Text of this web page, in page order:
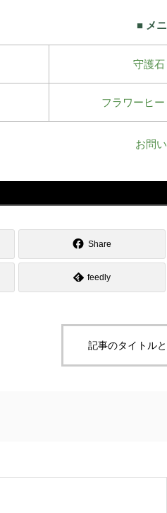
■ メ
守護石
フラワーヒ
お問
Share
feedly
記事のタイトル